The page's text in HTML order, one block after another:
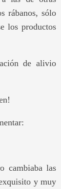
rábanos, sólo
los productos
de alivio
cambiaba las
y muy